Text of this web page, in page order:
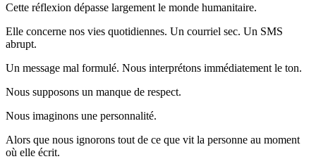
Cette réflexion dépasse largement le monde humanitaire.
Elle concerne nos vies quotidiennes. Un courriel sec. Un SMS
abrupt.
Un message mal formulé. Nous interprétons immédiatement le ton.
Nous supposons un manque de respect.
Nous imaginons une personnalité.
Alors que nous ignorons tout de ce que vit la personne au moment
où elle écrit.